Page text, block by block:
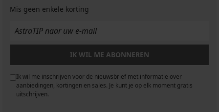
Mis geen enkele korting
IK WIL ME ABONNEREN
Ik wil me inschrijven voor de nieuwsbrief met informatie over
aanbiedingen, kortingen en sales. Je kunt je op elk moment gratis
uitschrijven.